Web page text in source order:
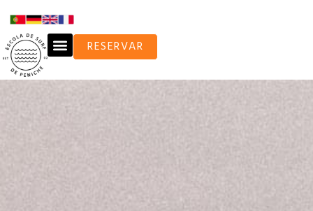
RESERVAR